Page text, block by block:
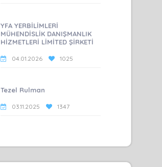
YFA YERBİLİMLERİ
MÜHENDİSLİK DANIŞMANLIK
HİZMETLERİ LİMİTED ŞİRKETİ
04.01.2026 1025
Tezel Rulman
03.11.2025 1347